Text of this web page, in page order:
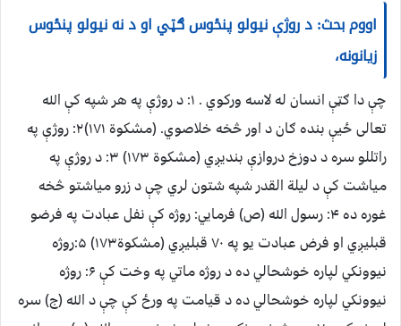
اووم بحث: د روژې نیولو پنځوس ګټي او د نه نیولو پنځوس
زیانونه،
چې دا ګټې انسان له لاسه ورکوي . ۱: د روژې په هر شپه کې الله
تعالی ځیې بنده ګان د اور څخه خلاصوي. (مشکوة ۱۷۱)۲: روژې په
راتللو سره د دوزخ دروازې بنديږي (مشکوة ۱۷۳) ۳: د روژې په
میاشت کې د لیلة القدر شپه شتون لري چې د زرو میاشتو څخه
غوره ده ۴: رسول الله (ص) فرمايي: روژه کې نفل عبادت په فرضو
قبلیږي او فرض عبادت یو په ۷۰ قبلیږي (مشکوة۱۷۳) ۵:روژه
نیوونکي لپاره خوشحالي ده د روژه ماتي په وخت کې ۶: روژه
نیوونکي لپاره خوشحالي ده د قیامت په ورځ کې چې د الله (ج) سره